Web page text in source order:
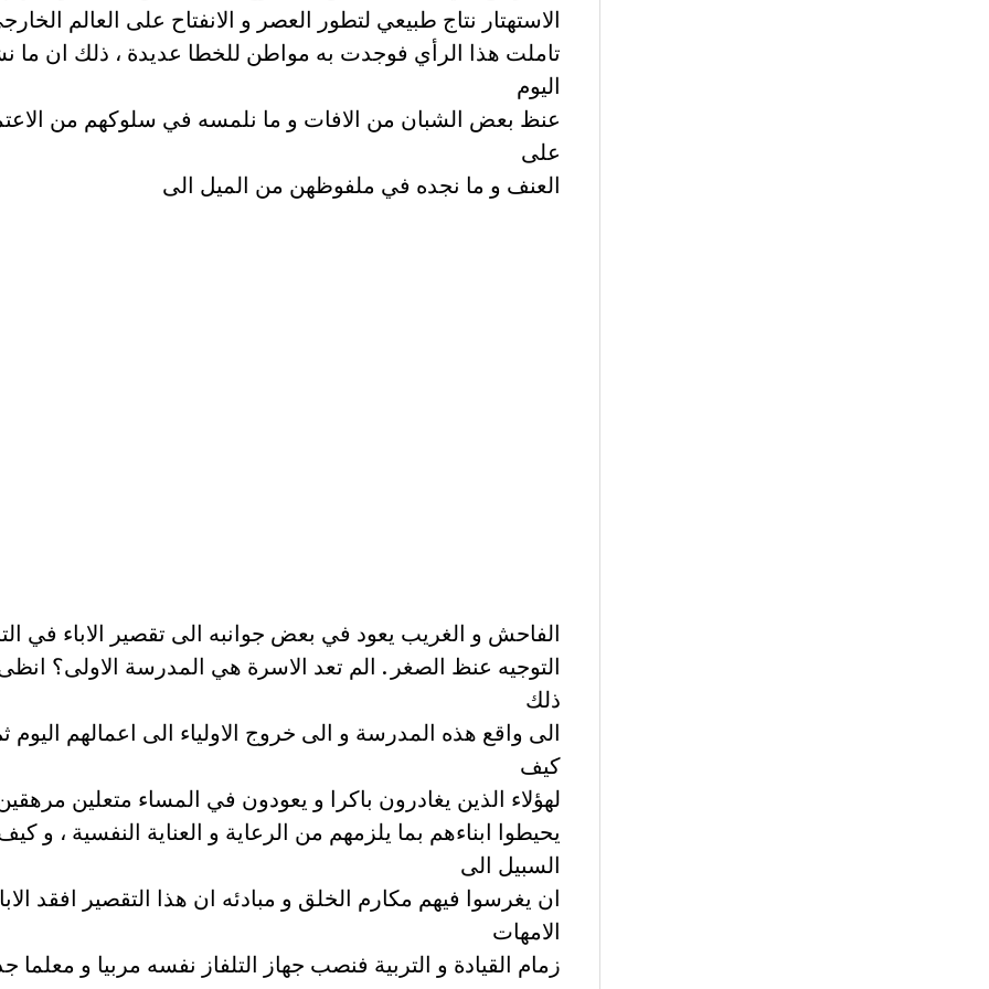
الاستهتار نتاج طبيعي لتطور العصر و الانفتاح على العالم
تاملت هذا الرأي فوجدت به مواطن للخطا عديدة ، ذلك ان ما
اليوم
عنظ بعض الشبان من الافات و ما نلمسه في سلوكهم من
على
العنف و ما نجده في ملفوظهن من الميل الى
الفاحش و الغريب يعود في بعض جوانبه الى تقصير الاباء في
التوجيه عنظ الصغر . الم تعد الاسرة هي المدرسة الاولى؟
ذلك
الى واقع هذه المدرسة و الى خروج الاولياء الى اعمالهم اليوم
كيف
لهؤلاء الذين يغادرون باكرا و يعودون في المساء متعلين
يحيطوا ابناءهم بما يلزمهم من الرعاية و العناية النفسية ، و
السبيل الى
ان يغرسوا فيهم مكارم الخلق و مبادئه ان هذا التقصير افقد
الامهات
زمام القيادة و التربية فنصب جهاز التلفاز نفسه مربيا و معلما